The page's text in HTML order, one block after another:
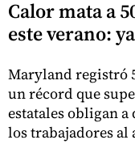
Calor mata a
este verano:
Maryland registró
un récord que
estatales obligan a
los trabajadores